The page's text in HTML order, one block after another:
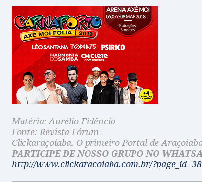
Matéria: Aurélio Fidêncio
Fonte: Revista Fórum
Clickaraçoiaba, O primeiro Portal de
PARTICIPE DE NOSSO GRUPO NO
http://www.clickaracoiaba.com.br/